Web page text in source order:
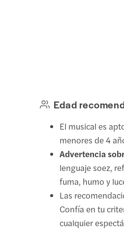
Edad
El musical es
menores de 4
Advertencia
lenguaje soez,
fuma, humo y
Las
Confía en tu
cualquier